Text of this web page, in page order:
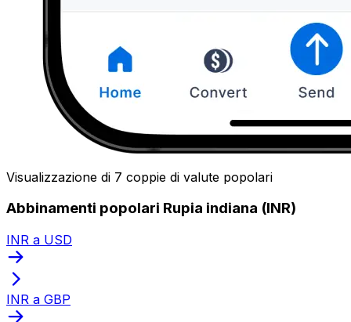
Visualizzazione di 7 coppie di valute popolari
Abbinamenti popolari Rupia indiana (INR)
INR a USD
INR a GBP